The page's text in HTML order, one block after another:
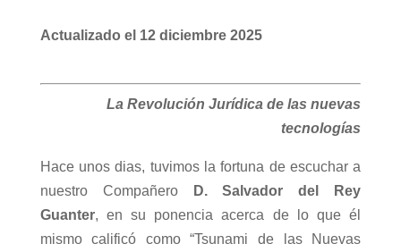
Actualizado el 12 diciembre 2025
La Revolución Jurídica de las nuevas
tecnologías
Hace unos dias, tuvimos la fortuna de escuchar a
nuestro Compañero
D. Salvador del Rey
Guanter, en su ponencia acerca de lo que él
mismo calificó como “Tsunami de las Nuevas